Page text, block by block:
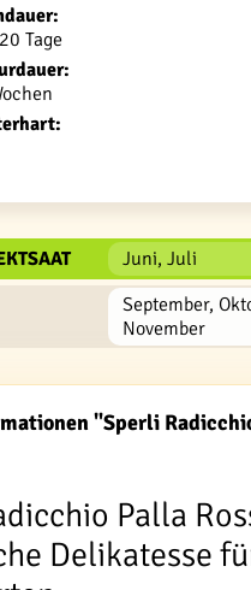
Tage
Juni, Juli
September,
November
"Sperli
Palla
Delikatesse